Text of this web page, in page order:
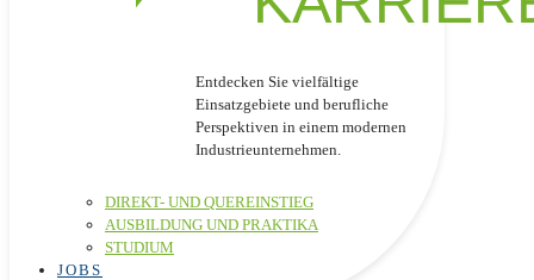
Entdecken Sie vielfältige
Einsatzgebiete und berufliche
Perspektiven in einem modernen
Industrieunternehmen.
DIREKT- UND QUEREINSTIEG
AUSBILDUNG UND PRAKTIKA
STUDIUM
JOBS